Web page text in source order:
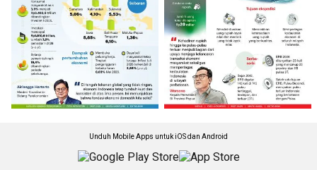
Unduh Mobile Apps untuk iOS dan Android